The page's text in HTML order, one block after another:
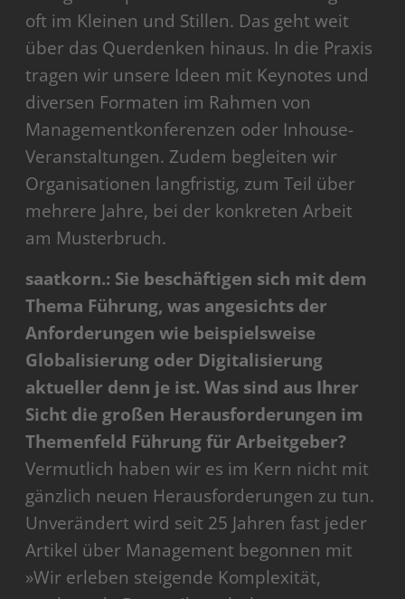
oft im Kleinen und Stillen. Das geht weit
über das Querdenken hinaus. In die Praxis
tragen wir unsere Ideen mit Keynotes und
diversen Formaten im Rahmen von
Managementkonferenzen oder Inhouse-
Veranstaltungen. Zudem begleiten wir
Organisationen langfristig, zum Teil über
mehrere Jahre, bei der konkreten Arbeit
am Musterbruch.
saatkorn.: Sie beschäftigen sich mit dem
Thema Führung, was angesichts der
Anforderungen wie beispielsweise
Globalisierung oder Digitalisierung
aktueller denn je ist. Was sind aus Ihrer
Sicht die großen Herausforderungen im
Themenfeld Führung für Arbeitgeber?
Vermutlich haben wir es im Kern nicht mit
gänzlich neuen Herausforderungen zu tun.
Unverändert wird seit 25 Jahren fast jeder
Artikel über Management begonnen mit
»Wir erleben steigende Komplexität,